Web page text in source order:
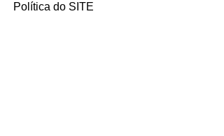
Política do SITE